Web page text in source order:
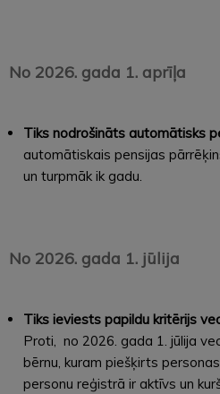
No 2026. gada 1. aprīļa
Tiks nodrošināts automātisks
automātiskais pensijas
un turpmāk ik gadu.
No 2026. gada 1. jūlija
Tiks ieviests papildu kritērijs
Proti, no 2026. gada 1. jūlija
bērnu, kuram piešķirts
personu reģistrā ir aktīvs un